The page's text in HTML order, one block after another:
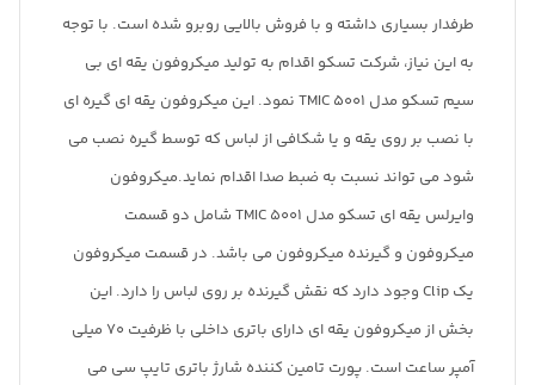
طرفدار بسیاری داشته و با فروش بالایی روبرو شده است. با توجه
به این نیاز، شرکت تسکو اقدام به تولید میکروفون یقه ای بی
سیم تسکو مدل TMIC 5001 نمود. این میکروفون یقه ای گیره ای
با نصب بر روی یقه و یا شکافی از لباس که توسط گیره نصب می
شود می تواند نسبت به ضبط صدا اقدام نماید.میکروفون
وایرلس یقه ای تسکو مدل TMIC 5001 شامل دو قسمت
میکروفون و گیرنده میکروفون می باشد. در قسمت میکروفون
یک Clip وجود دارد که نقش گیرنده بر روی لباس را دارد. این
بخش از میکروفون یقه ای دارای باتری داخلی با ظرفیت 70 میلی
آمپر ساعت است. پورت تامین کننده شارژ باتری تایپ سی می